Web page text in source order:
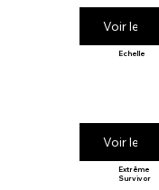
Voir le
Echelle
Voir le
Extrême
Survivor